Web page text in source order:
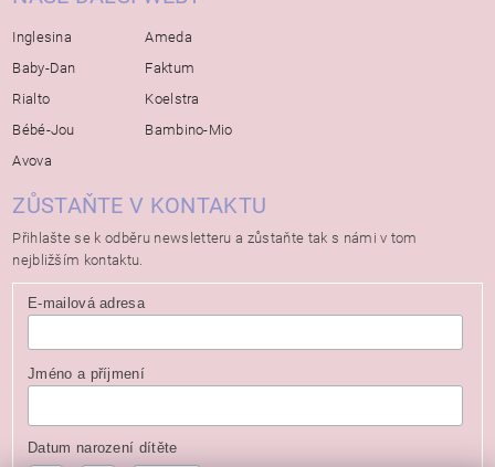
Inglesina
Baby-Dan
Rialto
Bébé-Jou
Avova
Ameda
Faktum
Koelstra
Bambino-Mio
ZŮSTAŇTE V KONTAKTU
Přihlašte se k odběru newsletteru a zůstaňte tak s námi v tom
nejbližším kontaktu.
E-mailová adresa
Jméno a příjmení
Datum narození dítěte